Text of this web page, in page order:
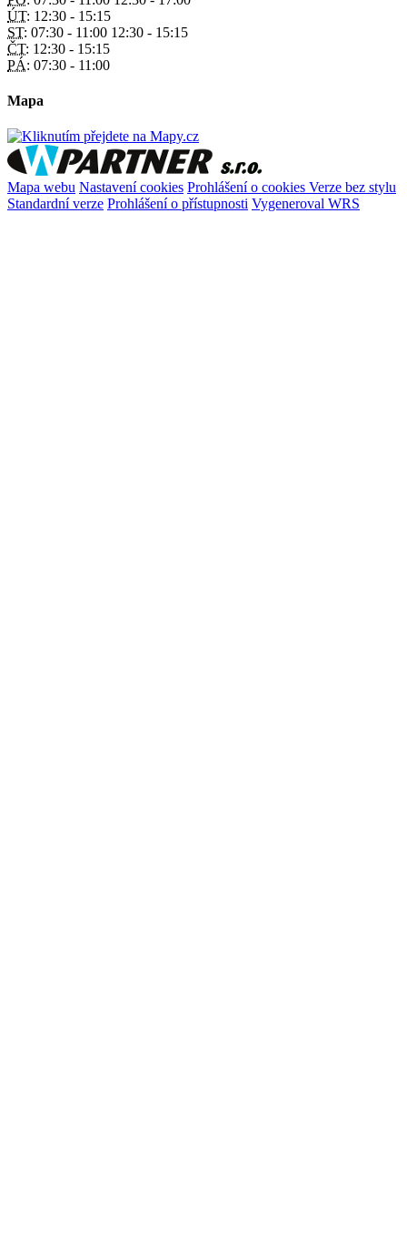
ÚT: 12:30 - 15:15
ST: 07:30 - 11:00 12:30 - 15:15
ČT: 12:30 - 15:15
PÁ: 07:30 - 11:00
Mapa
Mapa webu Nastavení cookies Prohlášení o cookies Verze bez stylu
Standardní verze Prohlášení o přístupnosti Vygeneroval WRS